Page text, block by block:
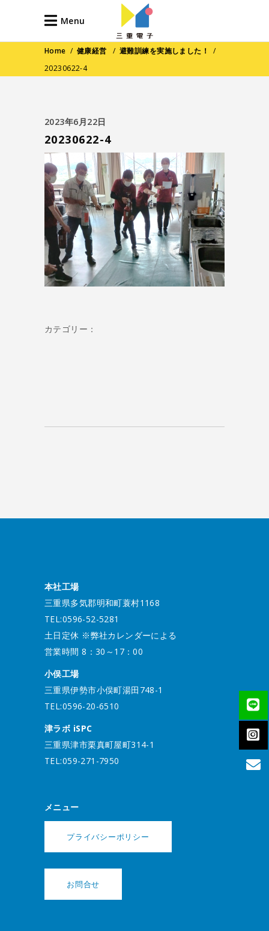
Menu
Home / 健康経営 /避難訓練を実施しました！
/
20230622-4
2023年6月22日
20230622-4
カテゴリー：
本社工場
三重県多気郡明和町蓑村1168
TEL:0596-52-5281
土日定休 ※弊社カレンダーによる
営業時間 8：30～17：00
小俣工場
三重県伊勢市小俣町湯田748-1
TEL:0596-20-6510
津ラボ iSPC
三重県津市栗真町屋町314-1
TEL:059-271-7950
メニュー
プライバシーポリシー
お問合せ